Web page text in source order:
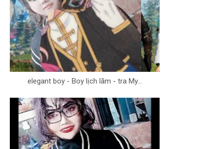
elegant boy - Boy lịch lãm - tra My...